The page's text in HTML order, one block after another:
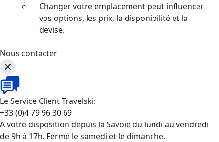
Changer votre emplacement peut influencer
vos options, les prix, la disponibilité et la
devise.
Nous contacter
Le Service Client Travelski:
+33 (0)4 79 96 30 69
A votre disposition depuis la Savoie du lundi au vendredi
de 9h à 17h. Fermé le samedi et le dimanche.